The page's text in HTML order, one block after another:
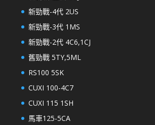
新勁戰-4代 2US
新勁戰-3代 1MS
新勁戰-2代 4C6,1CJ
舊勁戰 5TY,5ML
RS100 5SK
CUXI 100-4C7
CUXI 115 1SH
馬車125-5CA